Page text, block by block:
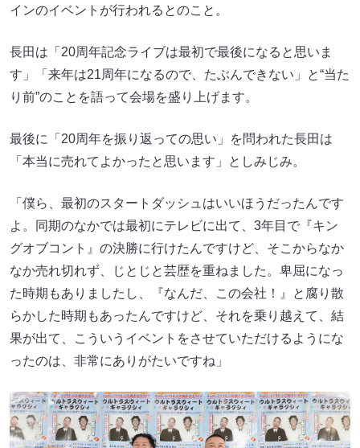
インのイベントが行われるとのこと。
長田は「20周年記念ライブは最初で最後になると思いま
す」「来年は21周年になるので、たぶんできない」と“当た
り前”のことを語って会場を盛り上げます。
最後に「20周年を振り返っての思い」を問われた長田は
「本当に売れてよかったと思います」としみじみ。
「僕ら、最初のスタートダッシュはいいほうだったんです
よ。同期のなかでは最初にテレビに出て、3年目で『キン
グオブコント』の決勝に行けたんですけど、そこからなか
なか売れ切れず、じとじと芸歴を重ねました。卑屈になっ
た時期もありましたし、『なんだ、この会社！』と腐り散
らかした時期もあったんですけど、それを乗り越えて、結
果が出て、こういうイベントをさせていただけるようにな
ったのは、非常にありがたいですね」